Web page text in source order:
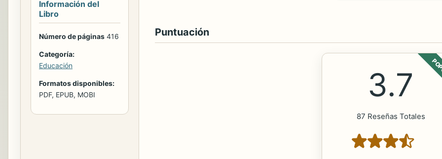
Información del
Libro
Número de páginas 416
Categoría:
Educación
Formatos disponibles:
PDF, EPUB, MOBI
Puntuación
3.7
87 Reseñas Totales